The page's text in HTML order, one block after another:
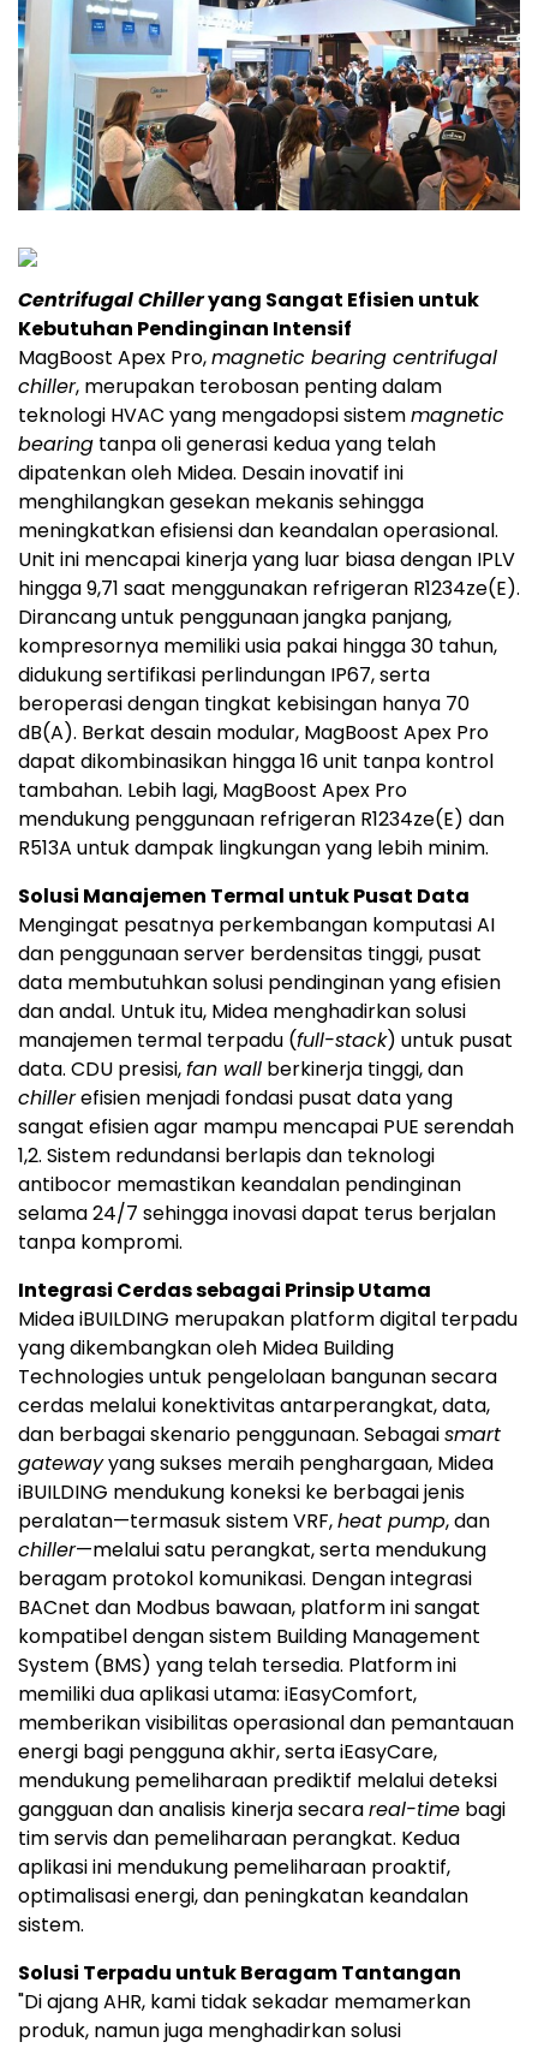
Centrifugal Chilleryang Sangat Efisien untuk
Kebutuhan Pendinginan Intensif
MagBoost Apex Pro,magnetic bearing centrifugal
chiller, merupakan terobosan penting dalam
teknologi HVAC yang mengadopsi sistemmagnetic
bearing tanpa oli generasi kedua yang telah
dipatenkan oleh Midea. Desain inovatif ini
menghilangkan gesekan mekanis sehingga
meningkatkan efisiensi dan keandalan operasional.
Unit ini mencapai kinerja yang luar biasa dengan IPLV
hingga 9,71 saat menggunakan refrigeran R1234ze(E).
Dirancang untuk penggunaan jangka panjang,
kompresornya memiliki usia pakai hingga 30 tahun,
didukung sertifikasi perlindungan IP67, serta
beroperasi dengan tingkat kebisingan hanya 70
dB(A). Berkat desain modular, MagBoost Apex Pro
dapat dikombinasikan hingga 16 unit tanpa kontrol
tambahan. Lebih lagi, MagBoost Apex Pro
mendukung penggunaan refrigeran R1234ze(E) dan
R513A untuk dampak lingkungan yang lebih minim.
Solusi Manajemen Termal untuk Pusat Data
Mengingat pesatnya perkembangan komputasi AI
dan penggunaan server berdensitas tinggi, pusat
data membutuhkan solusi pendinginan yang efisien
dan andal. Untuk itu, Midea menghadirkan solusi
manajemen termal terpadu (full-stack) untuk pusat
data. CDU presisi,fan wall berkinerja tinggi, dan
chillerefisien menjadi fondasi pusat data yang
sangat efisien agar mampu mencapai PUE serendah
1,2. Sistem redundansi berlapis dan teknologi
antibocor memastikan keandalan pendinginan
selama 24/7 sehingga inovasi dapat terus berjalan
tanpa kompromi.
Integrasi Cerdas sebagai Prinsip Utama
Midea iBUILDING merupakan platform digital terpadu
yang dikembangkan oleh Midea Building
Technologies untuk pengelolaan bangunan secara
cerdas melalui konektivitas antarperangkat, data,
dan berbagai skenario penggunaan. Sebagaismart
gatewayyang sukses meraih penghargaan, Midea
iBUILDING mendukung koneksi ke berbagai jenis
peralatan—termasuk sistem VRF,heat pump, dan
chiller—melalui satu perangkat, serta mendukung
beragam protokol komunikasi. Dengan integrasi
BACnet dan Modbus bawaan, platform ini sangat
kompatibel dengan sistem Building Management
System (BMS) yang telah tersedia. Platform ini
memiliki dua aplikasi utama: iEasyComfort,
memberikan visibilitas operasional dan pemantauan
energi bagi pengguna akhir, serta iEasyCare,
mendukung pemeliharaan prediktif melalui deteksi
gangguan dan analisis kinerja secarareal-time bagi
tim servis dan pemeliharaan perangkat. Kedua
aplikasi ini mendukung pemeliharaan proaktif,
optimalisasi energi, dan peningkatan keandalan
sistem.
Solusi Terpadu untuk Beragam Tantangan
"Di ajang AHR, kami tidak sekadar memamerkan
produk, namun juga menghadirkan solusi